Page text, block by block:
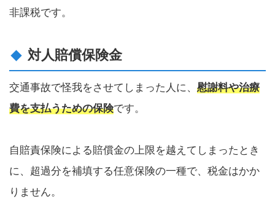
非課税です。
対人賠償保険金
交通事故で怪我をさせてしまった人に、 慰謝料や治療
費を支払うための保険です。
自賠責保険による賠償金の上限を越えてしまったとき
に、超過分を補填する任意保険の一種で、税金はかか
りません。